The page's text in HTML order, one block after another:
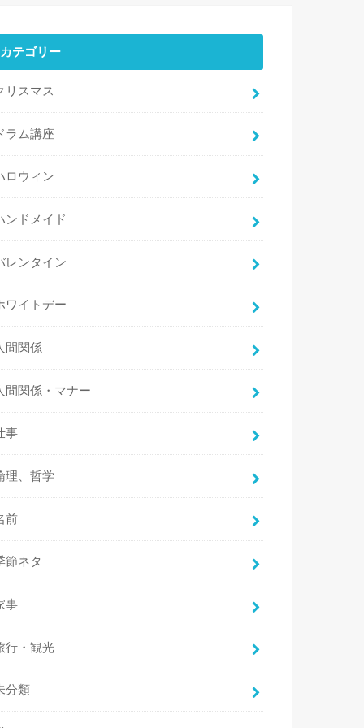
カテゴリー
リスマス
ラム講座
ロウィン
ンドメイド
レンタイン
ワイトデー
間関係
間関係・マナー
事
理、哲学
前
節ネタ
事
行・観光
分類